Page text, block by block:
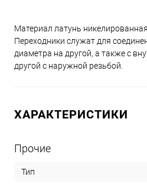
Материал латунь никелированная
Переходники служат для
диаметра на другой, а также с
другой с наружной резьбой.
ХАРАКТЕРИСТИКИ
Прочие
Тип